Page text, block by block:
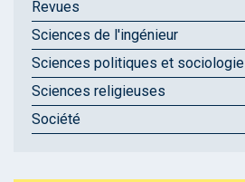
Revues
Sciences de l'ingénieur
Sciences politiques et sociologie
Sciences religieuses
Société